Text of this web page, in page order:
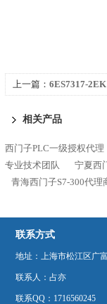
上一篇： 6ES7317-
相关产品
西门子PLC一级授权代理
专业技术团队
宁夏西
青海西门子S7-300代理
联系方式
地址：上海市松江区广
联系人：占亦
联系QQ：1716560245